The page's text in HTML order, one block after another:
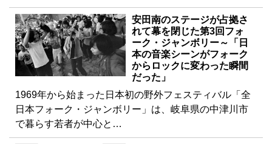
安田南のステージが占拠さ
れて幕を閉じた第3回フォ
ーク・ジャンボリー～「日
本の音楽シーンがフォーク
からロックに変わった瞬間
だった」
1969年から始まった日本初の野外フェスティバル「全
日本フォーク・ジャンボリー」は、岐阜県の中津川市
で暮らす若者が中心と…